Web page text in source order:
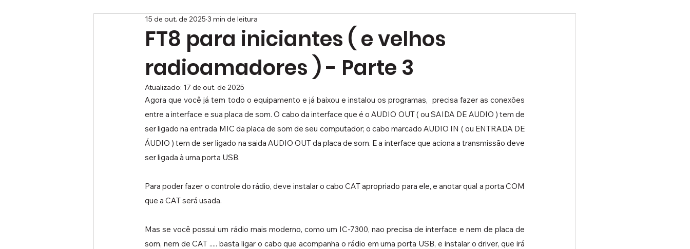
Rotor Controller HAM dual Rotor Controller DIEX-type dual
FT8 para iniciantes ( e velhos
radioamadores ) - Parte 3
15 de out. de 2025 3 min de leitura
Atualizado: 17 de out. de 2025
Agora que você já tem todo o equipamento e já baixou e instalou os programas,  precisa fazer as conexões
entre a interface e sua placa de som. O cabo da interface que é o AUDIO OUT ( ou SAIDA DE AUDIO ) tem de
ser ligado na entrada MIC da placa de som de seu computador; o cabo marcado AUDIO IN ( ou ENTRADA DE
ÁUDIO ) tem de ser ligado na saida AUDIO OUT da placa de som. E a interface que aciona a transmissão deve
ser ligada à uma porta USB.
Para poder fazer o controle do rádio, deve instalar o cabo CAT apropriado para ele, e anotar qual a porta COM
que a CAT será usada.
Mas se você possui um rádio mais moderno, como um IC-7300, nao precisa de interface e nem de placa de
som, nem de CAT ..... basta ligar o cabo que acompanha o rádio em uma porta USB, e instalar o driver, que irá